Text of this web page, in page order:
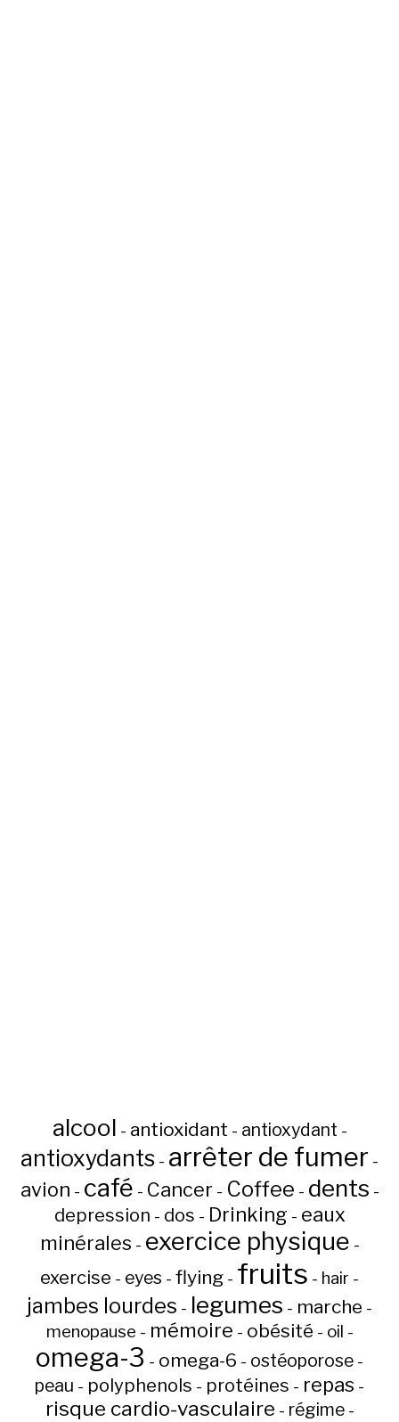
alcool - antioxidant - antioxydant -
antioxydants - arrêter de fumer -
avion - café - Cancer - Coffee - dents -
depression - dos - Drinking - eaux
minérales - exercice physique -
exercise - eyes - flying - fruits - hair -
jambes lourdes - legumes - marche -
menopause - mémoire - obésité - oil -
omega-3 - omega-6 - ostéoporose -
peau - polyphenols - protéines - repas -
risque cardio-vasculaire - régime-